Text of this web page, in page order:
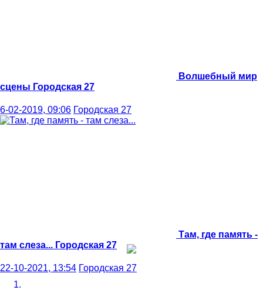
Волшебный мир
сцены Городская 27
6-02-2019, 09:06 Городская 27
Там, где память -
там слеза... Городская 27
22-10-2021, 13:54 Городская 27